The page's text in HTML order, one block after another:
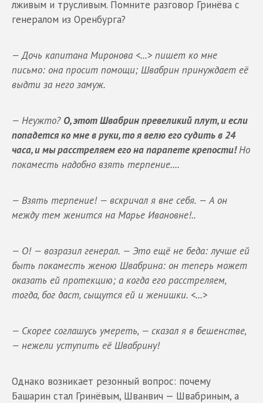
лживым и трусливым. Помните разговор Гринёва с
генералом из Оренбурга?
— Дочь капитана Миронова <...> пишет ко мне
письмо: она просит помощи; Швабрин принуждает её
выдти за него замуж.
— Неужто? О, этот Швабрин превеликий плут, и если
попадется ко мне в руки, то я велю его судить в 24
часа, и мы расстреляем его на парапете крепости!Но
покаместь надобно взять терпение....
— Взять терпение! — вскричал я вне себя. — А он
между тем женится на Марье Ивановне!..
— О! — возразил генерал. — Это ещё не беда: лучше ей
быть покаместь женою Швабрина: он теперь может
оказать ей протекцию; а когда его расстреляем,
тогда, бог даст, сыщутся ей и женишки. <...>
— Скорее соглашусь умереть, — сказал я в бешенстве,
— нежели уступить её Швабрину!
Однако возникает резонный вопрос: почему
Башарин стал Гринёвым, Шванвич — Швабриным, а